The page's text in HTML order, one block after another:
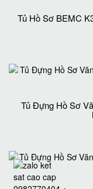
Tủ Hồ Sơ BEMC
Tủ Đựng Hồ Sơ